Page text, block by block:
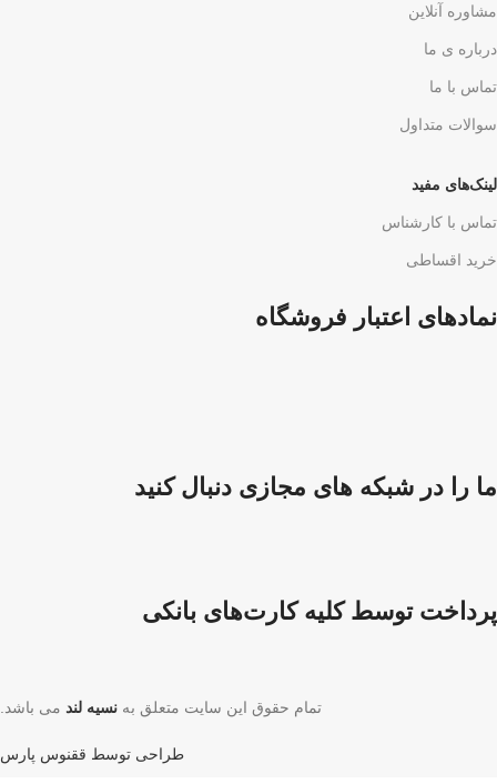
مشاوره آنلاین
درباره ی ما
تماس با ما
سوالات متداول
لینک‌های مفید
تماس با کارشناس
خرید اقساطی
نمادهای اعتبار فروشگاه
ما را در شبکه های مجازی دنبال کنید
پرداخت توسط کلیه کارت‌های بانکی
تمام حقوق این سایت متعلق به نسیه لند می باشد.
طراحی توسط ققنوس پارس